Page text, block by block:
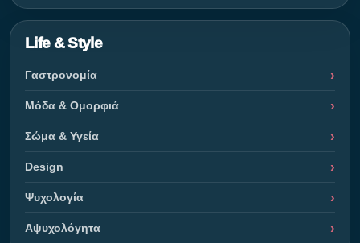
Life & Style
Γαστρονομία
Μόδα & Ομορφιά
Σώμα & Υγεία
Design
Ψυχολογία
Αψυχολόγητα